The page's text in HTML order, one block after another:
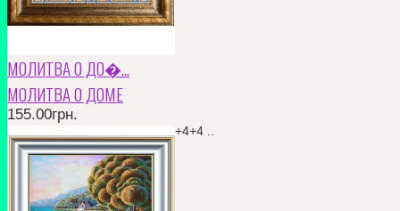
МОЛИТВА О ДО�...
МОЛИТВА О ДОМЕ
155.00грн.
Частичная вышивка Камни 4+4+4 ..
КУПИТЬ
В ЗАКЛАДКИ
В СРАВНЕНИЕ
155.00грн.